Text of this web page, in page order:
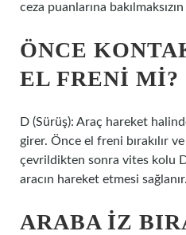
ceza puanlarına
ÖNCE
EL FRENI MI?
D (Sürüş): Araç hareket
girer. Önce el freni bırakılır
çevrildikten sonra vites kolu
aracın hareket etmesi sağlanır.
ARABA IZ